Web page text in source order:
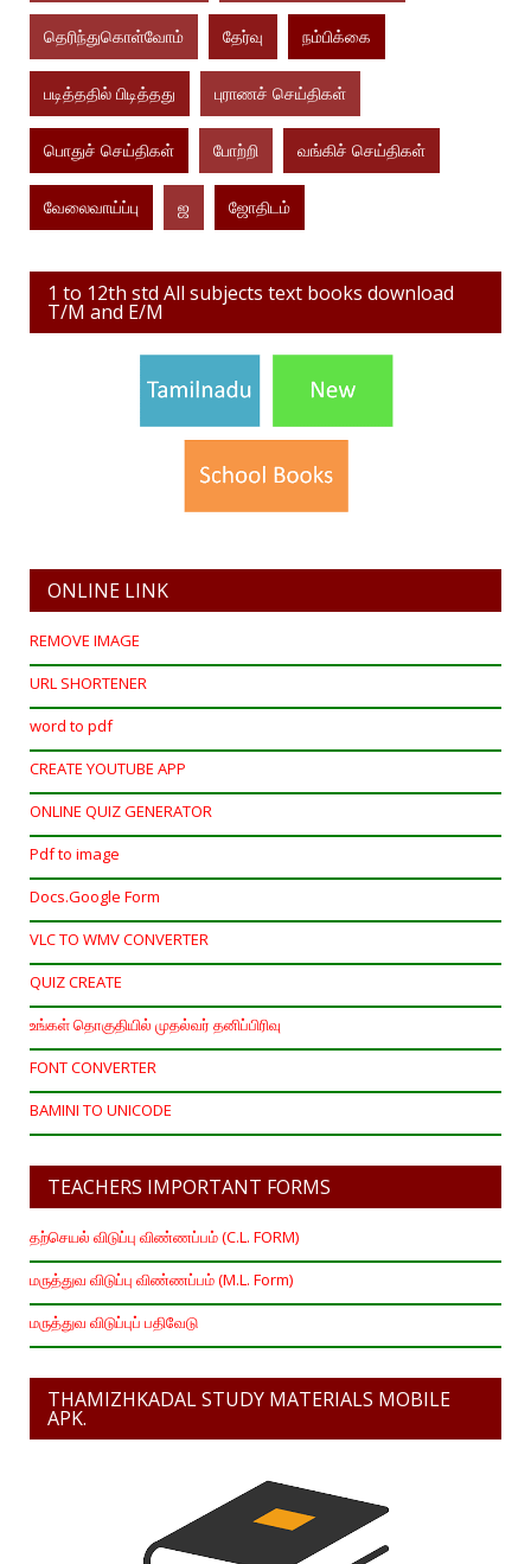
தெரிந்துகொள்வோம் தேர்வு நம்பிக்கை
படித்ததில் பிடித்தது புராணச் செய்திகள்
பொதுச் செய்திகள் போற்றி வங்கிச் செய்திகள்
வேலைவாய்ப்பு ஜ ஜோதிடம்
1 to 12th std All subjects text books download
T/M and E/M
ONLINE LINK
REMOVE IMAGE
URL SHORTENER
word to pdf
CREATE YOUTUBE APP
ONLINE QUIZ GENERATOR
Pdf to image
Docs.Google Form
VLC TO WMV CONVERTER
QUIZ CREATE
உங்கள் தொகுதியில் முதல்வர் தனிப்பிரிவு
FONT CONVERTER
BAMINI TO UNICODE
TEACHERS IMPORTANT FORMS
தற்செயல் விடுப்பு விண்ணப்பம் (C.L. FORM)
மருத்துவ விடுப்பு விண்ணப்பம் (M.L. Form)
மருத்துவ விடுப்புப் பதிவேடு
THAMIZHKADAL STUDY MATERIALS MOBILE
APK.